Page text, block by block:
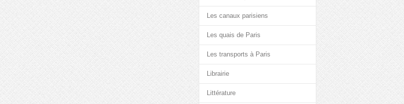
Les canaux parisiens
Les quais de Paris
Les transports à Paris
Librairie
Littérature